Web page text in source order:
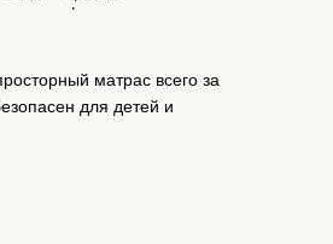
матрас всего за
для детей и